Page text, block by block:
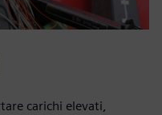
carichi elevati,